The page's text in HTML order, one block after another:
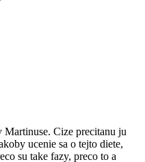
Martinuse. Cize precitanu ju
ucenie sa o tejto diete,
su take fazy, preco to a